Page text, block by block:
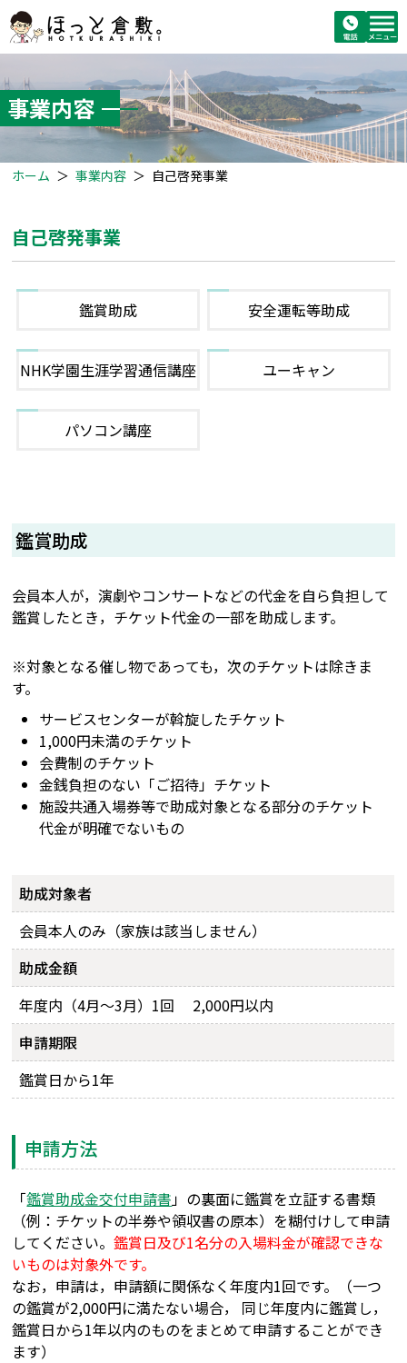
事業内容
ホーム ＞事業内容 ＞ 自己啓発事業
自己啓発事業
鑑賞助成 安全運転等助成
NHK学園生涯学習通信講座 ユーキャン
パソコン講座
鑑賞助成
会員本人が，演劇やコンサートなどの代金を自ら負担して
鑑賞したとき，チケット代金の一部を助成します。
※対象となる催し物であっても，次のチケットは除きま
す。
サービスセンターが斡旋したチケット
1,000円未満のチケット
会費制のチケット
金銭負担のない「ご招待」チケット
施設共通入場券等で助成対象となる部分のチケット
代金が明確でないもの
助成対象者
会員本人のみ（家族は該当しません）
助成金額
年度内（4月～3月）1回 2,000円以内
申請期限
鑑賞日から1年
申請方法
「鑑賞助成金交付申請書 」の裏面に鑑賞を立証する書類
（例：チケットの半券や領収書の原本）を糊付けして申請
してください。鑑賞日及び1名分の入場料金が確認できな
いものは対象外です。
なお，申請は，申請額に関係なく年度内1回です。（一つ
の鑑賞が2,000円に満たない場合， 同じ年度内に鑑賞し，
鑑賞日から1年以内のものをまとめて申請することができ
ます）